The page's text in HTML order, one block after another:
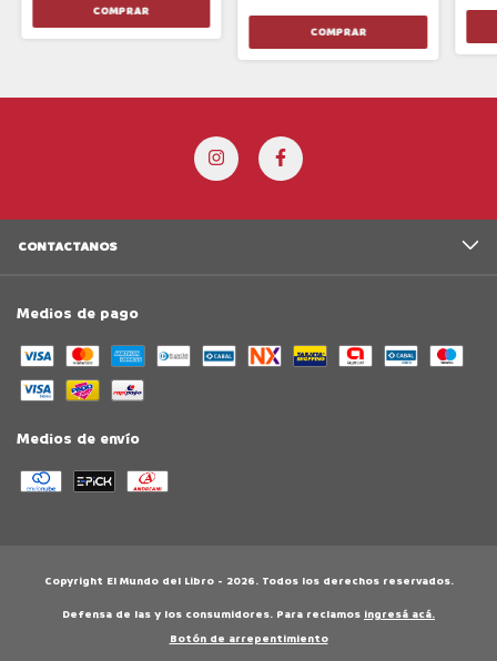
CONTACTANOS
Medios de pago
Medios de envío
Copyright El Mundo del Libro - 2026. Todos los derechos reservados.
Defensa de las y los consumidores. Para reclamos ingresá acá.
Botón de arrepentimiento